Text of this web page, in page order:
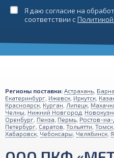
Я даю согласие на
соответствии с
Регионы поставки: Астрахань
Екатеринбург Ижевск Иркутск
Красноярск Курган Липецк
Челны Нижний Новгород
Оренбург Пенза Пермь Ростов-
Петербург Саратов Тольятти Томск
Хабаровск Чебоксары Челябинск